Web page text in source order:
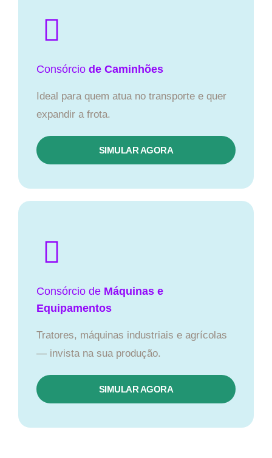
Consórcio de Caminhões
Ideal para quem atua no transporte e quer
expandir a frota.
SIMULAR AGORA
Consórcio de Máquinas e
Equipamentos
Tratores, máquinas industriais e agrícolas
— invista na sua produção.
SIMULAR AGORA